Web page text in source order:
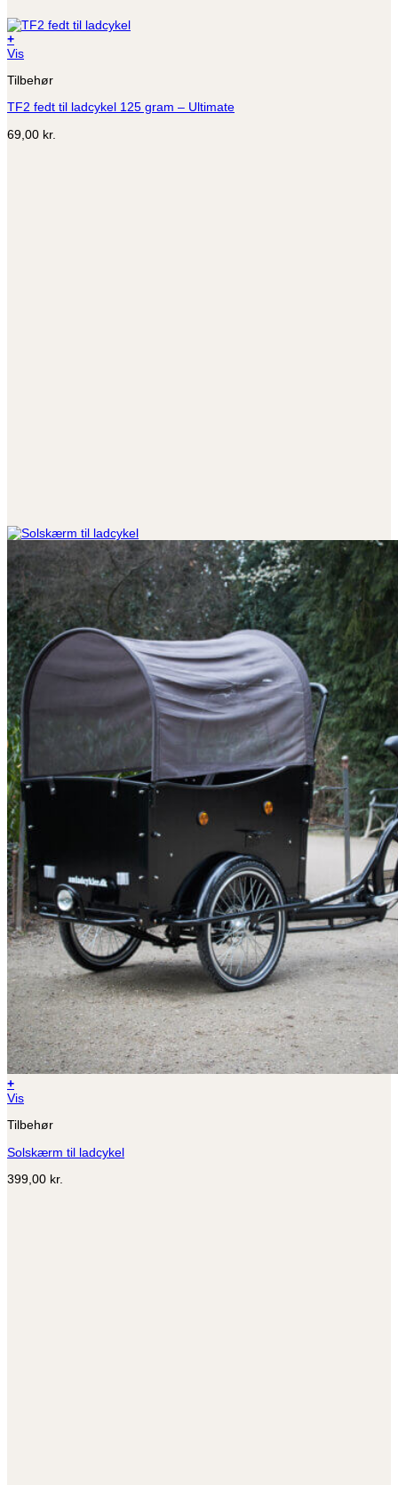
+
Vis
Tilbehør
TF2 fedt til ladcykel 125 gram – Ultimate
69,00 kr.
+
Vis
Tilbehør
Solskærm til ladcykel
399,00 kr.